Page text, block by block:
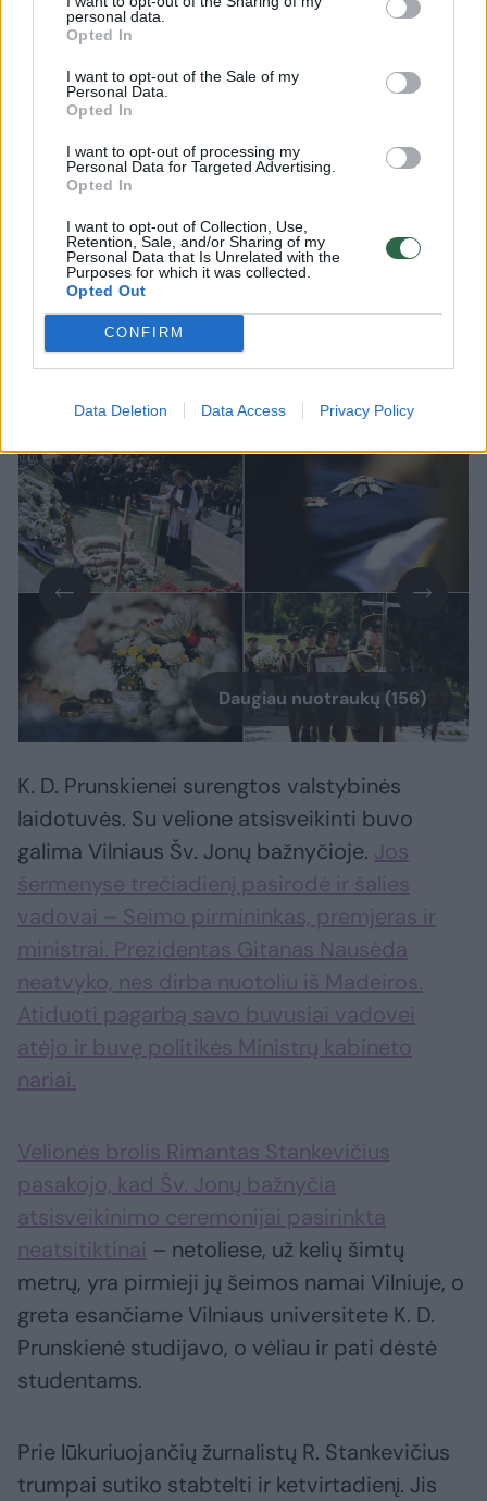
personal data.
Opted In
I want to opt-out of the Sale of my
Personal Data.
Opted In
I want to opt-out of processing my
Personal Data for Targeted Advertising.
Opted In
I want to opt-out of Collection, Use,
Retention, Sale, and/or Sharing of my
Personal Data that Is Unrelated with the
Purposes for which it was collected.
Opted Out
CONFIRM
Data Deletion Data Access Privacy Policy
2026 m. rugpjūčio 6 d. 05:52
Lrytas.lt
Ketvirtadienio popietę Vilniaus Antakalnio
kapinėse, Signatarų kalnelyje, amžinojo
poilsio atgulė pirmosios nepriklausomos
Lietuvos Vyriausybės premjerė,
Nepriklausomybės Akto signatarė
Kazimira Danutė Prunskienė.
Daugiau nuotraukų (156)
K. D. Prunskienei surengtos valstybinės
laidotuvės. Su velione atsisveikinti buvo
galima Vilniaus Šv. Jonų bažnyčioje. Jos
šermenyse trečiadienį pasirodė ir šalies
vadovai – Seimo pirmininkas, premjeras ir
ministrai. Prezidentas Gitanas Nausėda
neatvyko, nes dirba nuotoliu iš Madeiros.
Atiduoti pagarbą savo buvusiai vadovei
atėjo ir buvę politikės Ministrų kabineto
nariai.
Velionės brolis Rimantas Stankevičius
pasakojo, kad Šv. Jonų bažnyčia
atsisveikinimo ceremonijai pasirinkta
neatsitiktinai – netoliese, už kelių šimtų
metrų, yra pirmieji jų šeimos namai Vilniuje, o
greta esančiame Vilniaus universitete K. D.
Prunskienė studijavo, o vėliau ir pati dėstė
studentams.
Prie lūkuriuojančių žurnalistų R. Stankevičius
trumpai sutiko stabtelti ir ketvirtadienį. Jis